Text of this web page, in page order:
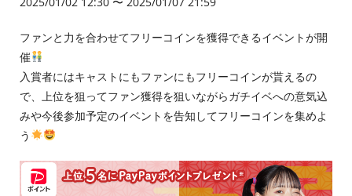
ファンと力を合わせてフリーコインを獲得できるイベントが開
催
入賞者にはキャストにもファンにもフリーコインが貰えるの
で、上位を狙ってファン獲得を狙いながらガチイベへの意気込
みや今後参加予定のイベントを告知してフリーコインを集めよ
う